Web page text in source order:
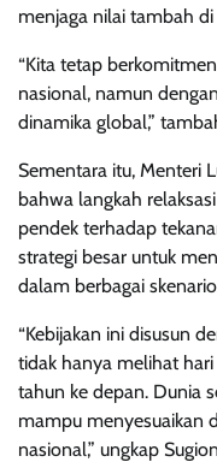
menjaga nilai tambah
“Kita tetap
nasional, namun
dinamika global,”
Sementara itu, Menteri
bahwa langkah
pendek terhadap
strategi besar untuk
dalam berbagai
“Kebijakan ini disusun
tidak hanya melihat
tahun ke depan. Dunia
mampu menyesuaikan
nasional,” ungkap